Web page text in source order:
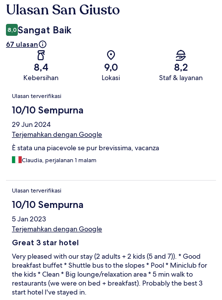
Ulasan
Ulasan San Giusto
8,0 Sangat Baik
67 ulasan
8,4
Kebersihan
9,0
Lokasi
8,2
Staf & layanan
Ulasan
Ulasan terverifikasi
10/10 Sempurna
29 Jun 2024
Terjemahkan dengan Google
È stata una piacevole se pur brevissima, vacanza
Claudia, perjalanan 1 malam
Ulasan terverifikasi
10/10 Sempurna
5 Jan 2023
Terjemahkan dengan Google
Great 3 star hotel
Very pleased with our stay (2 adults + 2 kids (5 and 7)). * Good
breakfast buffet * Shuttle bus to the slopes * Pool * Miniclub for
the kids * Clean * Big lounge/relaxation area * 5 min walk to
restaurants (we were on bed + breakfast). Probably the best 3
start hotel I've stayed in.